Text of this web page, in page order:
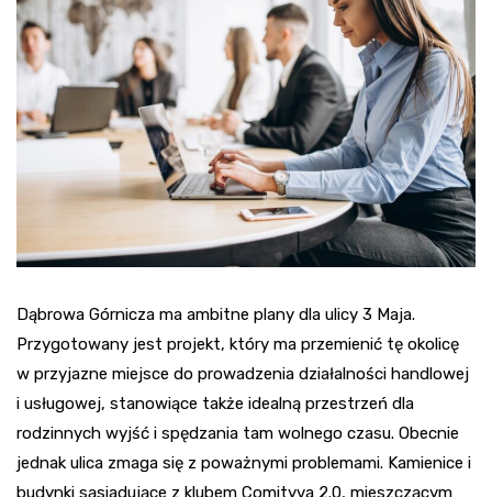
Dąbrowa Górnicza ma ambitne plany dla ulicy 3 Maja.
Przygotowany jest projekt, który ma przemienić tę okolicę
w przyjazne miejsce do prowadzenia działalności handlowej
i usługowej, stanowiące także idealną przestrzeń dla
rodzinnych wyjść i spędzania tam wolnego czasu. Obecnie
jednak ulica zmaga się z poważnymi problemami. Kamienice i
budynki sąsiadujące z klubem Comityva 2.0, mieszczącym